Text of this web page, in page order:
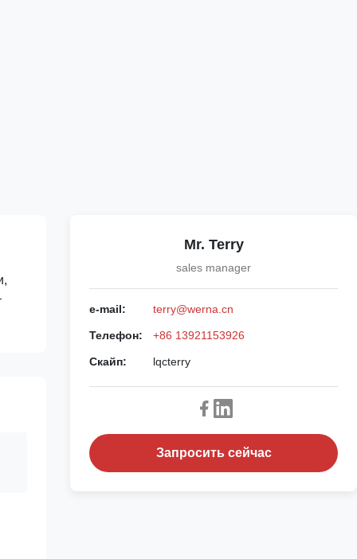
Mr. Terry
sales manager
e-mail: terry@werna.cn
Телефон: +86 13921153926
Скайп: lqcterry
Запросить сейчас